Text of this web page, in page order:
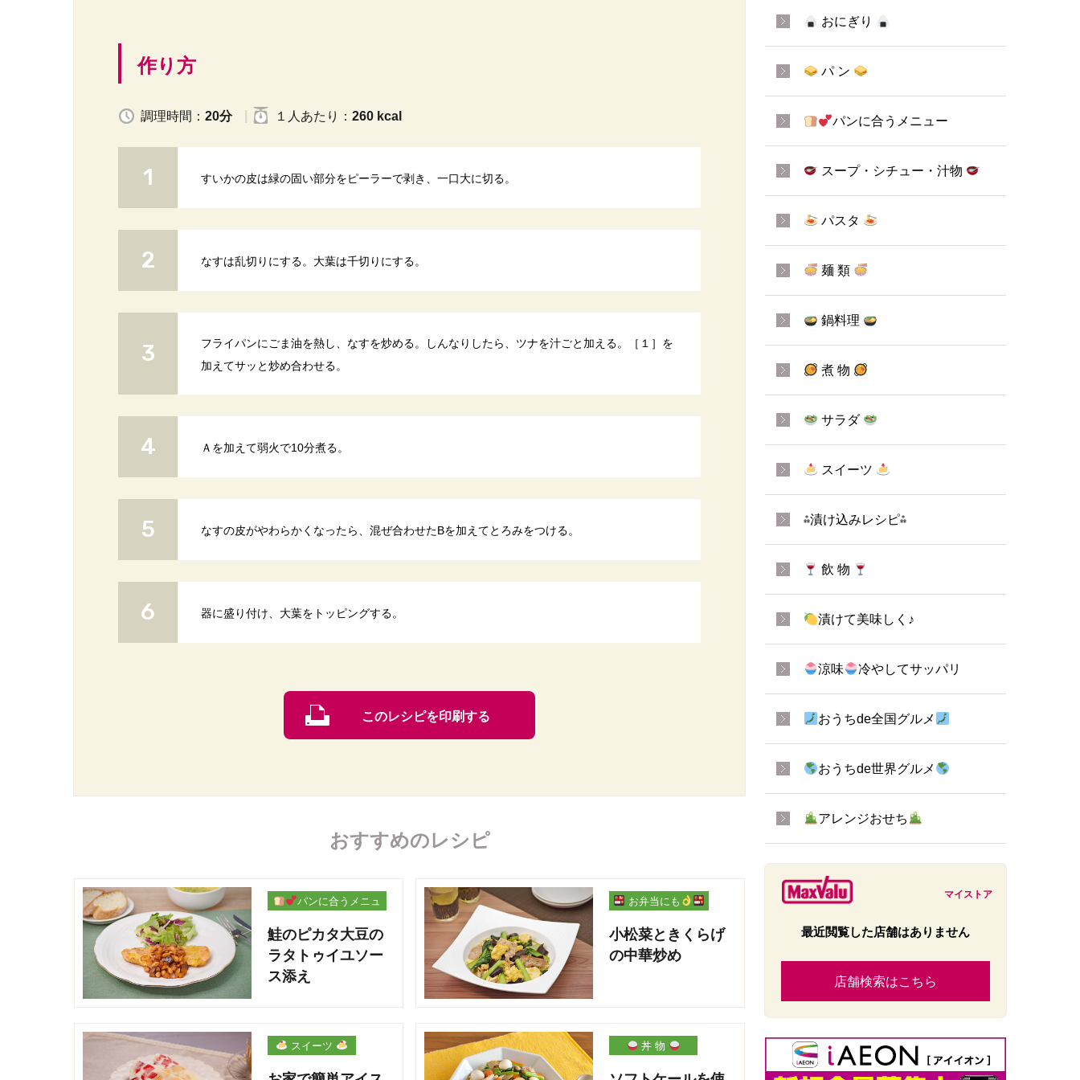
作り方
調理時間： 20分 １人 あたり ： 260 kcal
すいかの皮は緑の固い部分をピーラーで剥き、一口大に切る。
なすは乱切りにする。大葉は千切りにする。
フライパンにごま油を熱し、なすを炒める。しんなりしたら、ツナを汁ごと加える。［１］を
加えてサッと炒め合わせる。
Ａを加えて弱火で10分煮る。
なすの皮がやわらかくなったら、混ぜ合わせたBを加えてとろみをつける。
器に盛り付け、大葉をトッピングする。
このレシピを印刷する
おすすめのレシピ
パンに合うメニュ
鮭のピカタ大豆の
ラタトゥイユソー
ス添え
お弁当にも
小松菜ときくらげ
の中華炒め
スイーツ 丼 物
おにぎり
パ ン
パンに合うメニュー
スープ・シチュー・汁物
パスタ
麺 類
鍋料理
煮 物
サラダ
スイーツ
⁂漬け込みレシピ⁂
飲 物
漬けて美味しく♪
涼味 冷やしてサッパリ
おうちde全国グルメ
おうちde世界グルメ
アレンジおせち
マイストア
最近閲覧した店舗はありません
店舗検索はこちら